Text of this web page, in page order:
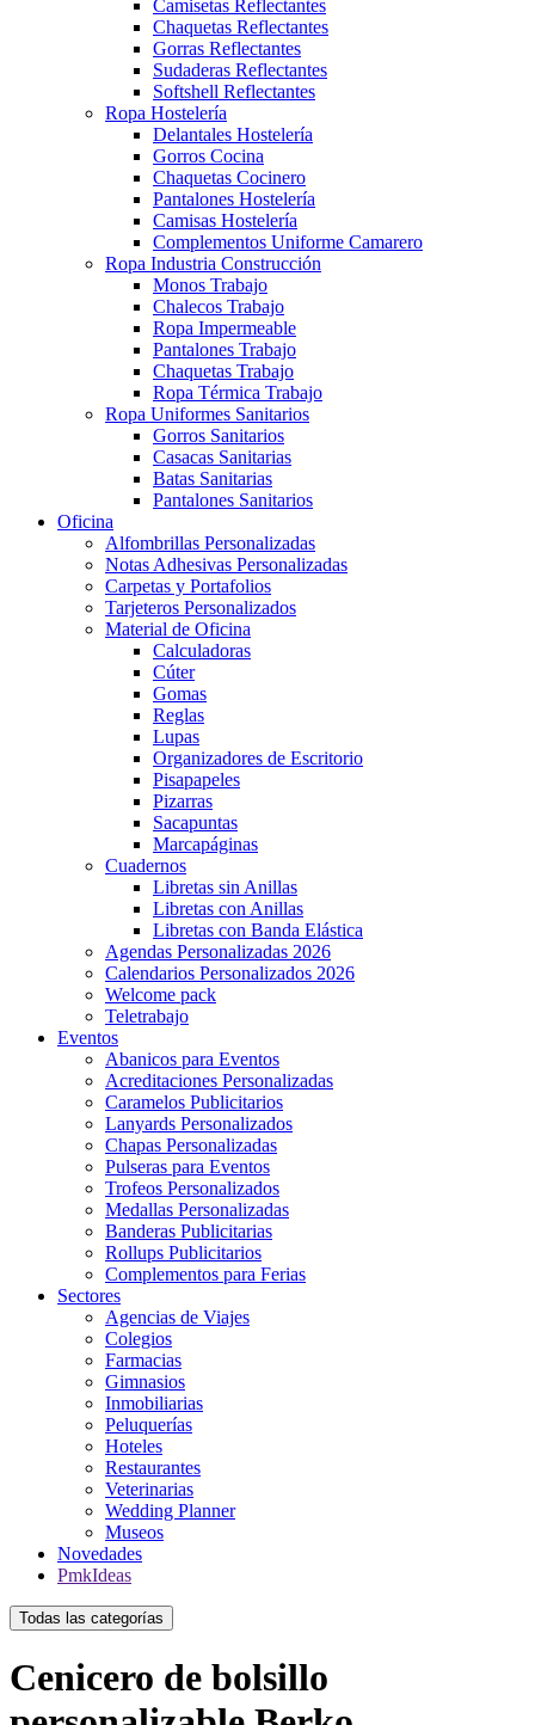
Camisetas Reflectantes
Chaquetas Reflectantes
Gorras Reflectantes
Sudaderas Reflectantes
Softshell Reflectantes
Ropa Hostelería
Delantales Hostelería
Gorros Cocina
Chaquetas Cocinero
Pantalones Hostelería
Camisas Hostelería
Complementos Uniforme Camarero
Ropa Industria Construcción
Monos Trabajo
Chalecos Trabajo
Ropa Impermeable
Pantalones Trabajo
Chaquetas Trabajo
Ropa Térmica Trabajo
Ropa Uniformes Sanitarios
Gorros Sanitarios
Casacas Sanitarias
Batas Sanitarias
Pantalones Sanitarios
Oficina
Alfombrillas Personalizadas
Notas Adhesivas Personalizadas
Carpetas y Portafolios
Tarjeteros Personalizados
Material de Oficina
Calculadoras
Cúter
Gomas
Reglas
Lupas
Organizadores de Escritorio
Pisapapeles
Pizarras
Sacapuntas
Marcapáginas
Cuadernos
Libretas sin Anillas
Libretas con Anillas
Libretas con Banda Elástica
Agendas Personalizadas 2026
Calendarios Personalizados 2026
Welcome pack
Teletrabajo
Eventos
Abanicos para Eventos
Acreditaciones Personalizadas
Caramelos Publicitarios
Lanyards Personalizados
Chapas Personalizadas
Pulseras para Eventos
Trofeos Personalizados
Medallas Personalizadas
Banderas Publicitarias
Rollups Publicitarios
Complementos para Ferias
Sectores
Agencias de Viajes
Colegios
Farmacias
Gimnasios
Inmobiliarias
Peluquerías
Hoteles
Restaurantes
Veterinarias
Wedding Planner
Museos
Novedades
PmkIdeas
Todas las categorías
Cenicero de bolsillo